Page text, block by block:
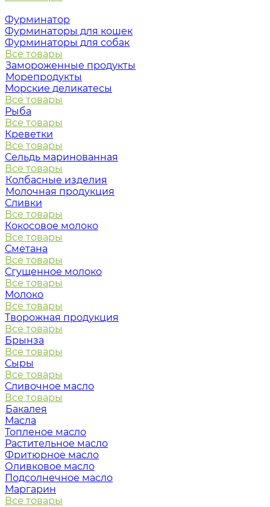
Фурминатор
Фурминаторы для кошек
Фурминаторы для собак
Все товары
Замороженные продукты
Морепродукты
Морские деликатесы
Все товары
Рыба
Все товары
Креветки
Все товары
Сельдь маринованная
Все товары
Колбасные изделия
Молочная продукция
Сливки
Все товары
Кокосовое молоко
Все товары
Сметана
Все товары
Сгущенное молоко
Все товары
Молоко
Все товары
Творожная продукция
Все товары
Брынза
Все товары
Сыры
Все товары
Сливочное масло
Все товары
Бакалея
Масла
Топленое масло
Растительное масло
Фритюрное масло
Оливковое масло
Подсолнечное масло
Маргарин
Все товары